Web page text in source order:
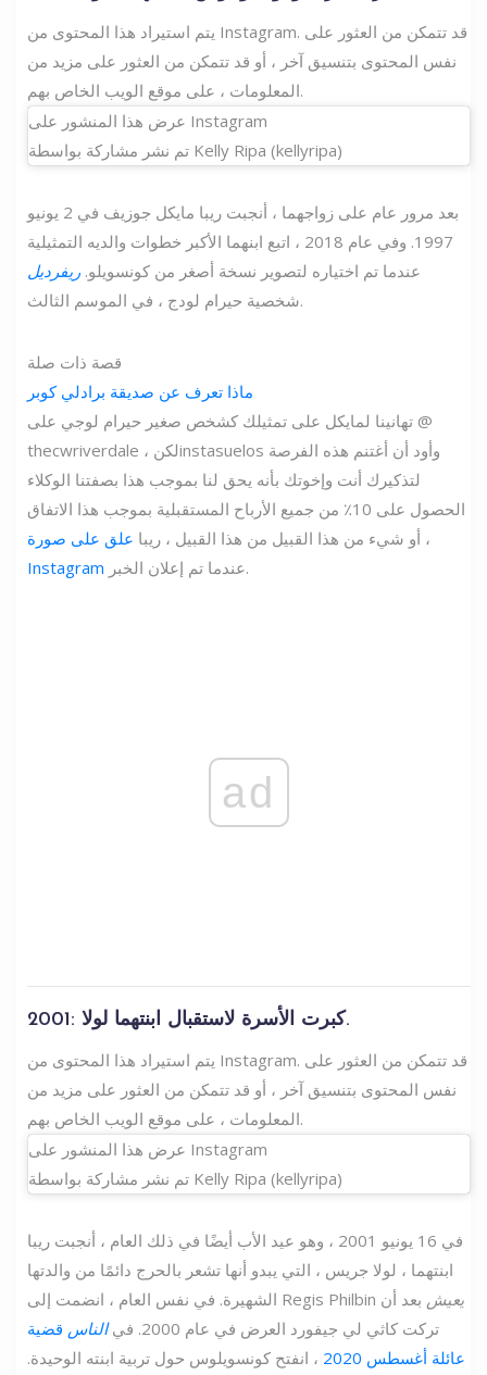
يتم استيراد هذا المحتوى من Instagram. قد تتمكن من العثور على
نفس المحتوى بتنسيق آخر ، أو قد تتمكن من العثور على مزيد من
المعلومات ، على موقع الويب الخاص بهم.
عرض هذا المنشور على Instagram
تم نشر مشاركة بواسطة Kelly Ripa (kellyripa)
بعد مرور عام على زواجهما ، أنجبت ريبا مايكل جوزيف في 2 يونيو
1997. وفي عام 2018 ، اتبع ابنهما الأكبر خطوات والديه التمثيلية
عندما تم اختياره لتصوير نسخة أصغر من كونسويلو. ريفرديل
شخصية حيرام لودج ، في الموسم الثالث.
قصة ذات صلة
ماذا تعرف عن صديقة برادلي كوبر
تهانينا لمايكل على تمثيلك كشخص صغير حيرام لوجي على @
thecwriverdale ، لكنinstasuelos وأود أن أغتنم هذه الفرصة
لتذكيرك أنت وإخوتك بأنه يحق لنا بموجب هذا بصفتنا الوكلاء
الحصول على 10٪ من جميع الأرباح المستقبلية بموجب هذا الاتفاق
، أو شيء من هذا القبيل من هذا القبيل ، ريبا علق على صورة
Instagram
عندما تم إعلان الخبر.
ad
2001: كبرت الأسرة لاستقبال ابنتهما لولا.
يتم استيراد هذا المحتوى من Instagram. قد تتمكن من العثور على
نفس المحتوى بتنسيق آخر ، أو قد تتمكن من العثور على مزيد من
المعلومات ، على موقع الويب الخاص بهم.
عرض هذا المنشور على Instagram
تم نشر مشاركة بواسطة Kelly Ripa (kellyripa)
في 16 يونيو 2001 ، وهو عيد الأب أيضًا في ذلك العام ، أنجبت ريبا
ابنتهما ، لولا جريس ، التي يبدو أنها تشعر بالحرج دائمًا من والدتها
الشهيرة. في نفس العام ، انضمت إلى Regis Philbin
يعيش بعد أن
تركت كاثي لي جيفورد العرض في عام 2000. في
الناس قضية
عائلة أغسطس 2020
، انفتح كونسويلوس حول تربية ابنته الوحيدة.